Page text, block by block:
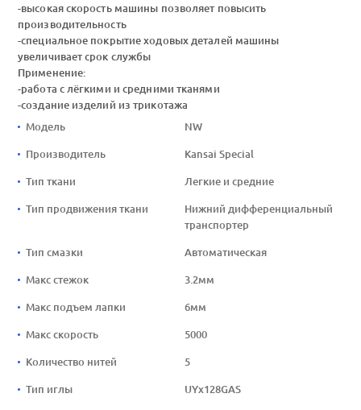
-высокая скорость машины позволяет повысить
производительность
-специальное покрытие ходовых деталей машины
увеличивает срок службы
Применение:
-работа с лёгкими и средними тканями
-создание изделий из трикотажа
Модель
NW
Производитель Kansai Special
Тип ткани Легкие и средние
Тип продвижения ткани
Нижний дифференциальный
транспортер
Тип смазки Автоматическая
Макс стежок 3.2мм
Макс подъем лапки 6мм
Макс скорость 5000
Количество нитей 5
Тип иглы UYx128GAS